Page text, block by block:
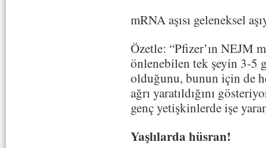
mRNA aşısı geleneksel
Özetle: “Pfizer’ın NEJM
önlenebilen tek şeyin 3-5
olduğunu, bunun için de
ağrı yaratıldığını
genç yetişkinlerde işe
Yaşlılarda hüsran!